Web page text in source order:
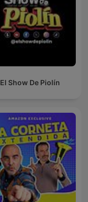
El Show De Piolín